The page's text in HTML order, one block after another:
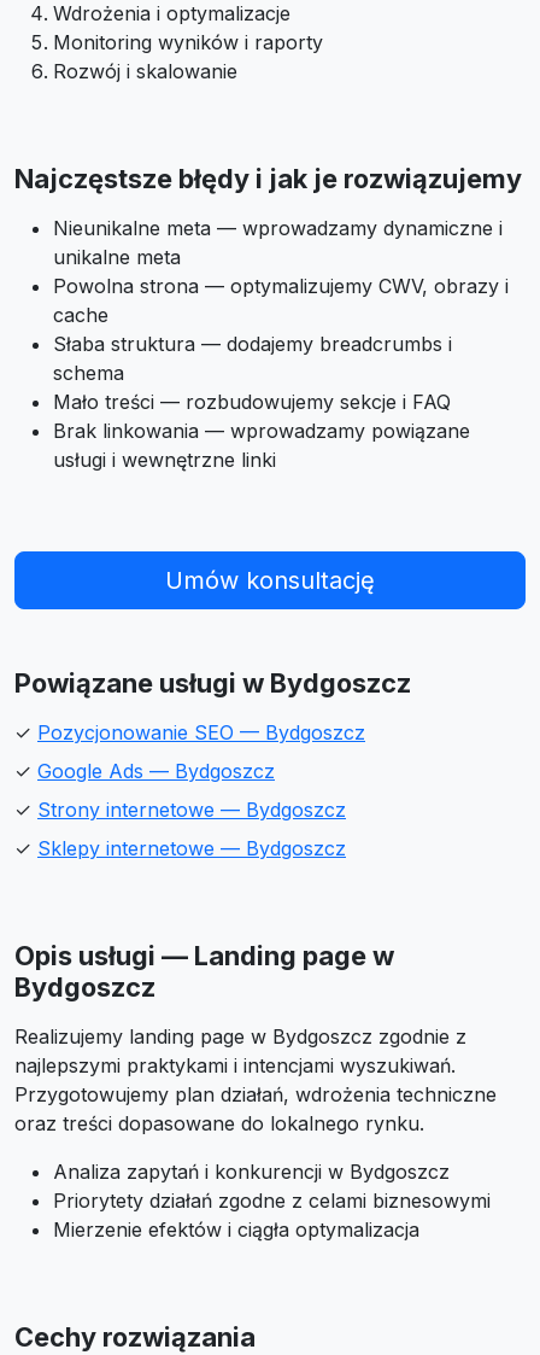
Wdrożenia i optymalizacje
Monitoring wyników i raporty
Rozwój i skalowanie
Najczęstsze błędy i jak je rozwiązujemy
Nieunikalne meta — wprowadzamy dynamiczne i
unikalne meta
Powolna strona — optymalizujemy CWV, obrazy i
cache
Słaba struktura — dodajemy breadcrumbs i
schema
Mało treści — rozbudowujemy sekcje i FAQ
Brak linkowania — wprowadzamy powiązane
usługi i wewnętrzne linki
Umów konsultację
Powiązane usługi w Bydgoszcz
✓ Pozycjonowanie SEO — Bydgoszcz
✓ Google Ads — Bydgoszcz
✓ Strony internetowe — Bydgoszcz
✓ Sklepy internetowe — Bydgoszcz
Opis usługi — Landing page w
Bydgoszcz
Realizujemy landing page w Bydgoszcz zgodnie z
najlepszymi praktykami i intencjami wyszukiwań.
Przygotowujemy plan działań, wdrożenia techniczne
oraz treści dopasowane do lokalnego rynku.
Analiza zapytań i konkurencji w Bydgoszcz
Priorytety działań zgodne z celami biznesowymi
Mierzenie efektów i ciągła optymalizacja
Cechy rozwiązania